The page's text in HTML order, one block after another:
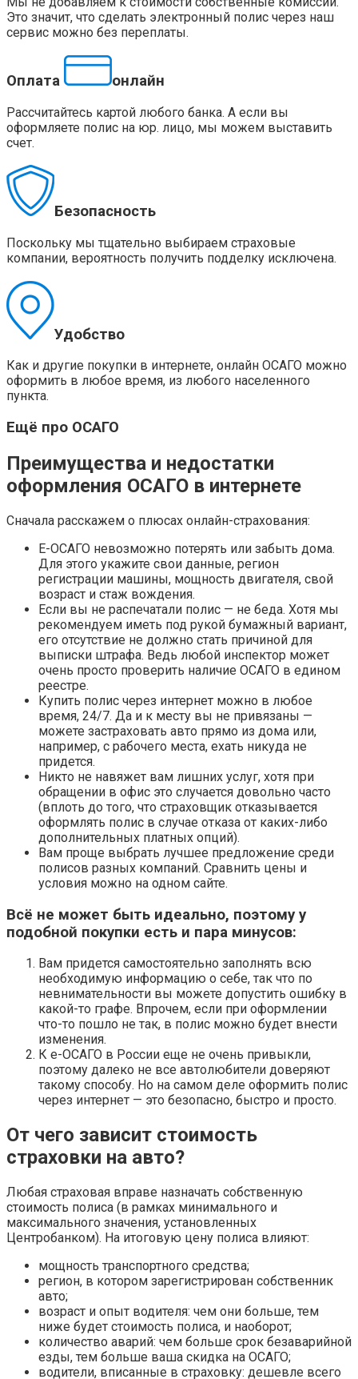
Это значит, что сделать электронный полис через наш
сервис можно без переплаты.
Оплата онлайн
Рассчитайтесь картой любого банка. А если вы
оформляете полис на юр. лицо, мы можем выставить
счет.
Безопасность
Поскольку мы тщательно выбираем страховые
компании, вероятность получить подделку исключена.
Удобство
Как и другие покупки в интернете, онлайн ОСАГО можно
оформить в любое время, из любого населенного
пункта.
Ещё про ОСАГО
Преимущества и недостатки
оформления ОСАГО в интернете
Сначала расскажем о плюсах онлайн-страхования:
Е-ОСАГО невозможно потерять или забыть дома.
Для этого укажите свои данные, регион
регистрации машины, мощность двигателя, свой
возраст и стаж вождения.
Если вы не распечатали полис — не беда. Хотя мы
рекомендуем иметь под рукой бумажный вариант,
его отсутствие не должно стать причиной для
выписки штрафа. Ведь любой инспектор может
очень просто проверить наличие ОСАГО в едином
реестре.
Купить полис через интернет можно в любое
время, 24/7. Да и к месту вы не привязаны —
можете застраховать авто прямо из дома или,
например, с рабочего места, ехать никуда не
придется.
Никто не навяжет вам лишних услуг, хотя при
обращении в офис это случается довольно часто
(вплоть до того, что страховщик отказывается
оформлять полис в случае отказа от каких-либо
дополнительных платных опций).
Вам проще выбрать лучшее предложение среди
полисов разных компаний. Сравнить цены и
условия можно на одном сайте.
Всё не может быть идеально, поэтому у
подобной покупки есть и пара минусов:
Вам придется самостоятельно заполнять всю
необходимую информацию о себе, так что по
невнимательности вы можете допустить ошибку в
какой-то графе. Впрочем, если при оформлении
что-то пошло не так, в полис можно будет внести
изменения.
К е-ОСАГО в России еще не очень привыкли,
поэтому далеко не все автолюбители доверяют
такому способу. Но на самом деле оформить полис
через интернет — это безопасно, быстро и просто.
От чего зависит стоимость
страховки на авто?
Любая страховая вправе назначать собственную
стоимость полиса (в рамках минимального и
максимального значения, установленных
Центробанком). На итоговую цену полиса влияют:
мощность транспортного средства;
регион, в котором зарегистрирован собственник
авто;
возраст и опыт водителя: чем они больше, тем
ниже будет стоимость полиса, и наоборот;
количество аварий: чем больше срок безаварийной
езды, тем больше ваша скидка на ОСАГО;
водители, вписанные в страховку: дешевле всего